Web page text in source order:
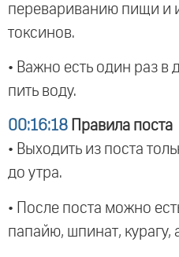
перевариванию пищи и
токсинов.
• Важно есть один раз в
пить воду.
00:16:18 Правила поста
• Выходить из поста
до утра.
• После поста можно
папайю, шпинат, курагу,